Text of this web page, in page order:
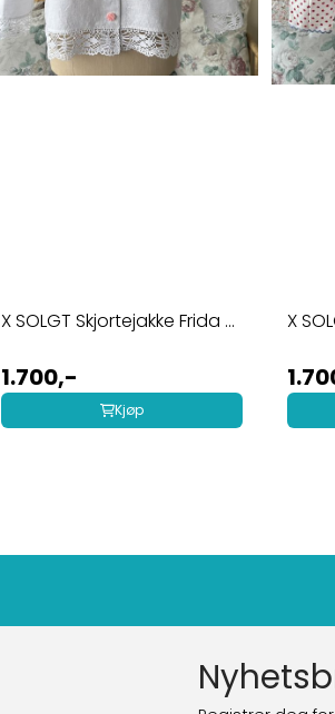
X SOLGT Skjortejakke Frida ...
1.700,-
Kjøp
X